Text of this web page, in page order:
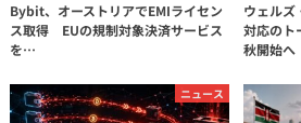
Bybit、オーストリアでEMIライセン
ス取得 EUの規制対象決済サービス
を…
ウェルズ
対応のト
秋開始へ
ニュース